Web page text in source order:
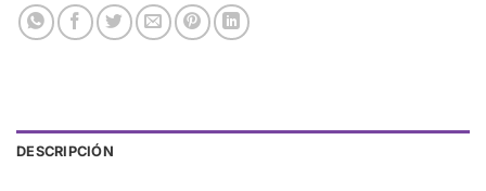
DESCRIPCIÓN